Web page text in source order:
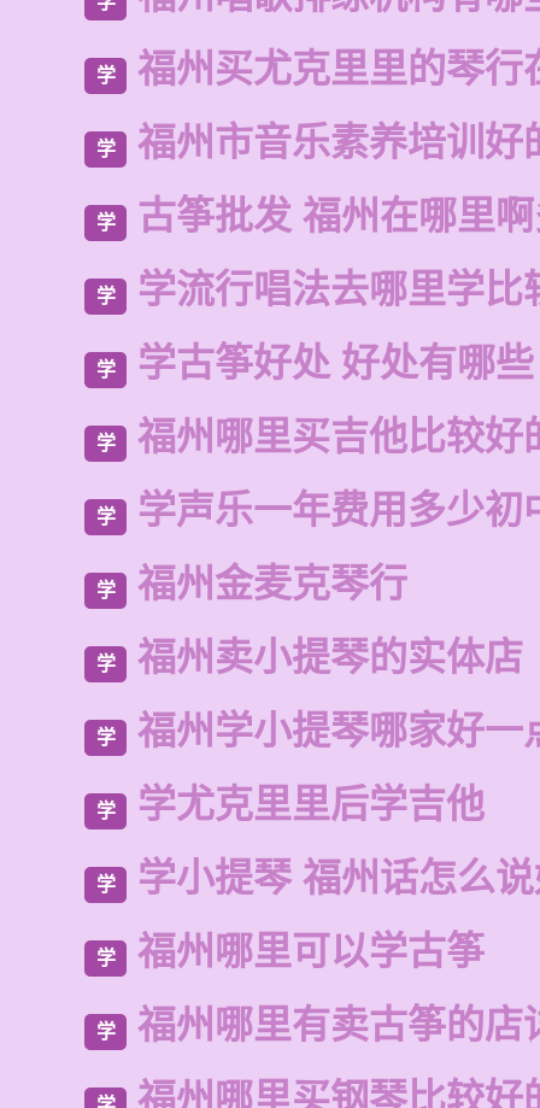
学 福州买尤克里里的琴行
学 福州市音乐素养培训好
学 古筝批发 福州在哪里
学 学流行唱法去哪里学比
学 学古筝好处 好处有哪些
学 福州哪里买吉他比较好
学 学声乐一年费用多少初
学 福州金麦克琴行
学 福州卖小提琴的实体店
学 福州学小提琴哪家好一
学 学尤克里里后学吉他
学 学小提琴 福州话怎么
学 福州哪里可以学古筝
学 福州哪里有卖古筝的店
福州哪里买钢琴比较好